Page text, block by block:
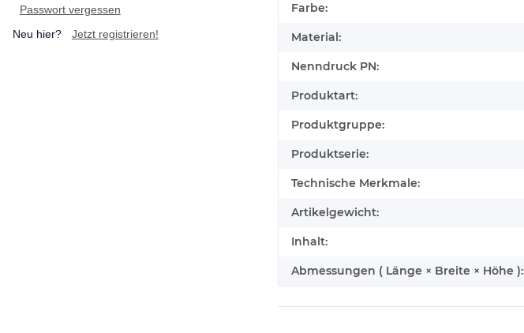
Farbe:
Material:
Nenndruck PN:
Produktart:
Produktgruppe:
Produktserie:
Technische Merkmale:
Artikelgewicht:
Inhalt:
Abmessungen ( Länge × Breite × Höhe ):
Passwort vergessen
Neu hier?
Jetzt registrieren!